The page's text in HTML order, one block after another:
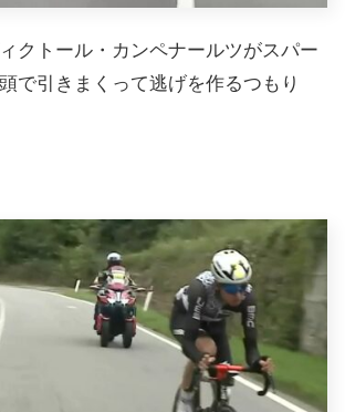
クトール・カンペナールツがスパー
で引きまくって逃げを作るつもり